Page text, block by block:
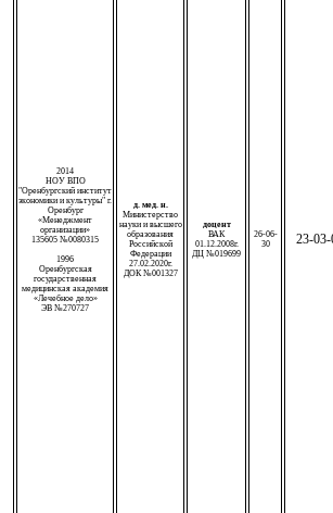
2014
НОУ ВПО
"Оренбургский институт
экономики и культуры" г.
Оренбург
«Менеджмент
организации»
135605 №0080315
1996
Оренбургская
государственная
медицинская академия
«Лечебное дело»
ЭВ №270727
д. мед. н.
Министерство
науки и высшего
образования
Российской
Федерации
27.02.2020г.
ДОК №001327
доцент
ВАК
01.12.2008г.
ДЦ №019699
26-06-
30
23-03-